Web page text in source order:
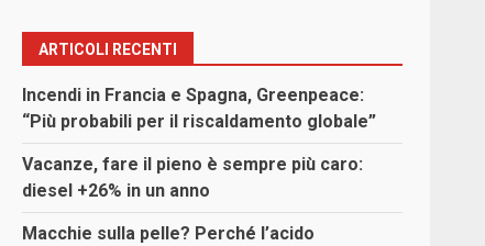
ARTICOLI RECENTI
Incendi in Francia e Spagna, Greenpeace:
“Più probabili per il riscaldamento globale”
Vacanze, fare il pieno è sempre più caro:
diesel +26% in un anno
Macchie sulla pelle? Perché l’acido